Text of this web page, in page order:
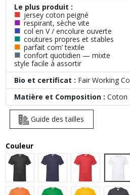
Le plus produit :
■ jersey coton peigné
■ respirant, sèche vite
■ col en V / encolure ouverte
■ coutures propres et stables
■ parfait com’ textile
■ confort quotidien — mixte
style facile à assortir
Bio et certificat : Fair Working
Matière et Composition : Coton
Guide des tailles
Couleur
Black Navy Red